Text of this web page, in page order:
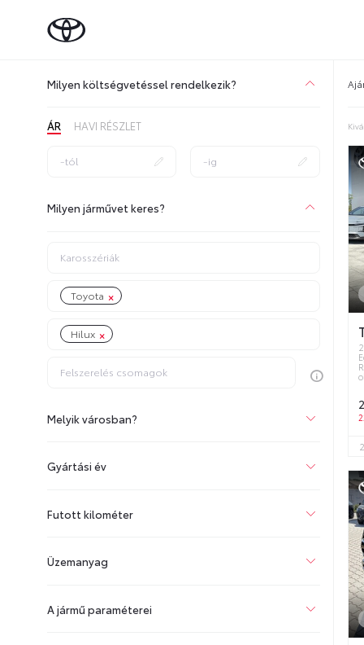
Milyen költségvetéssel rendelkezik?
ÁR HAVI RÉSZLET
Milyen járművet keres?
×
Toyota
×
Hilux
Melyik városban?
Gyártási év
Futott kilométer
Üzemanyag
A jármű paraméterei